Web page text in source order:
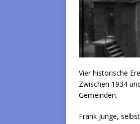
Vier historische
Zwischen 1934
Gemeinden.
Frank Junge,